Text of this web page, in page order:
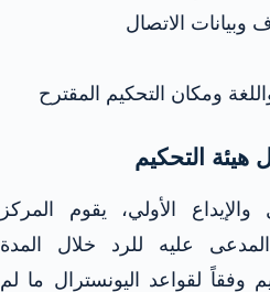
وبيانات الاتصال
ومكان التحكيم المقترح
التحكيم
الأولي، يقوم المركز
عليه للرد خلال المدة
وفقاً لقواعد اليونسترال ما لم